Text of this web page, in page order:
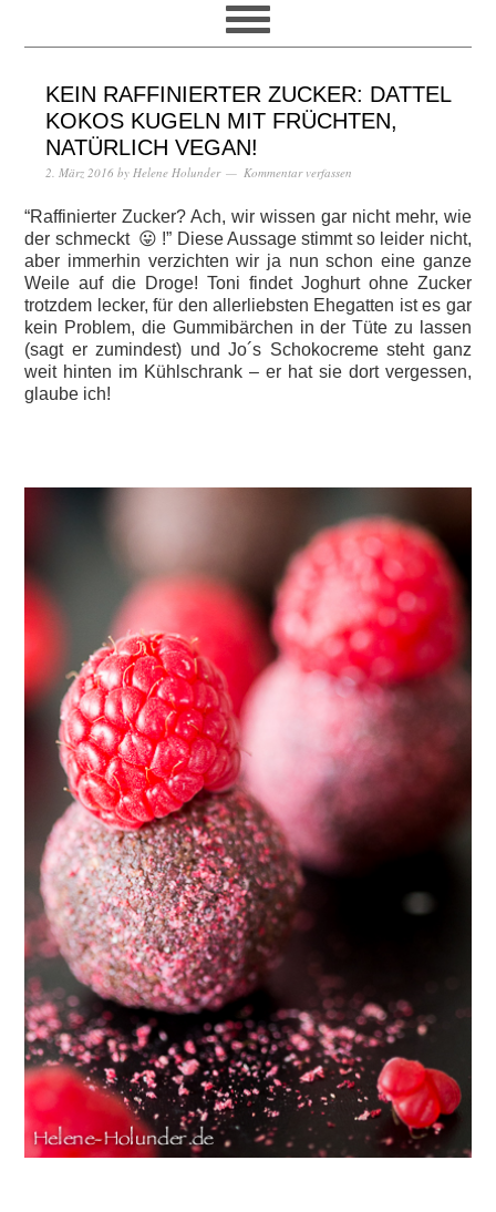
KEIN RAFFINIERTER ZUCKER: DATTEL
KOKOS KUGELN MIT FRÜCHTEN,
NATÜRLICH VEGAN!
2. März 2016 by Helene Holunder Kommentar verfassen
“Raffinierter Zucker? Ach, wir wissen gar nicht mehr, wie
der schmeckt 😛 !” Diese Aussage stimmt so leider nicht,
aber immerhin verzichten wir ja nun schon eine ganze
Weile auf die Droge! Toni findet Joghurt ohne Zucker
trotzdem lecker, für den allerliebsten Ehegatten ist es gar
kein Problem, die Gummibärchen in der Tüte zu lassen
(sagt er zumindest) und Jo´s Schokocreme steht ganz
weit hinten im Kühlschrank – er hat sie dort vergessen,
glaube ich!